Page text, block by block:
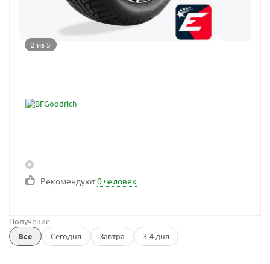
2 из 5
Рекомендуют0 человек
Получение
Все
Сегодня Завтра 3-4 дня